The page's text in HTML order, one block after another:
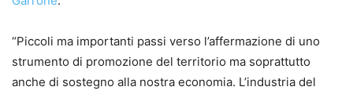
“Piccoli ma importanti passi verso l’affermazione di uno
strumento di promozione del territorio ma soprattutto
anche di sostegno alla nostra economia. L’industria del